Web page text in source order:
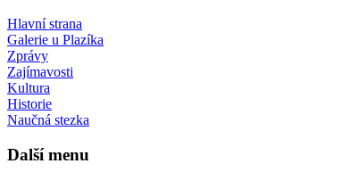
Hlavní strana
Galerie u Plazíka
Zprávy
Zajímavosti
Kultura
Historie
Naučná stezka
Další menu